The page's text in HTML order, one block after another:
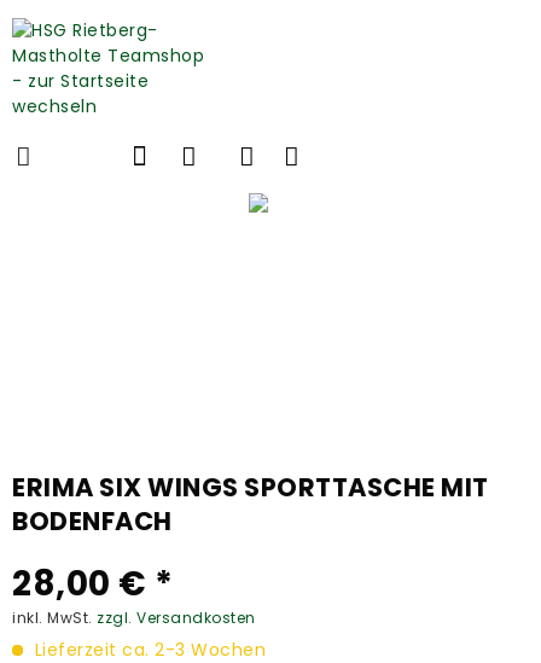
ERIMA SIX WINGS SPORTTASCHE MIT
BODENFACH
28,00 € *
inkl. MwSt. zzgl. Versandkosten
Lieferzeit ca. 2-3 Wochen